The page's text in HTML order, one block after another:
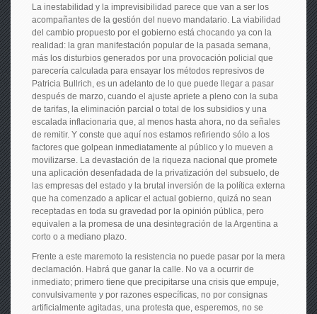
La inestabilidad y la imprevisibilidad parece que van a ser los
acompañantes de la gestión del nuevo mandatario. La viabilidad
del cambio propuesto por el gobierno está chocando ya con la
realidad: la gran manifestación popular de la pasada semana,
más los disturbios generados por una provocación policial que
parecería calculada para ensayar los métodos represivos de
Patricia Bullrich, es un adelanto de lo que puede llegar a pasar
después de marzo, cuando el ajuste apriete a pleno con la suba
de tarifas, la eliminación parcial o total de los subsidios y una
escalada inflacionaria que, al menos hasta ahora, no da señales
de remitir. Y conste que aquí nos estamos refiriendo sólo a los
factores que golpean inmediatamente al público y lo mueven a
movilizarse. La devastación de la riqueza nacional que promete
una aplicación desenfadada de la privatización del subsuelo, de
las empresas del estado y la brutal inversión de la política externa
que ha comenzado a aplicar el actual gobierno, quizá no sean
receptadas en toda su gravedad por la opinión pública, pero
equivalen a la promesa de una desintegración de la Argentina a
corto o a mediano plazo.
Frente a este maremoto la resistencia no puede pasar por la mera
declamación. Habrá que ganar la calle. No va a ocurrir de
inmediato; primero tiene que precipitarse una crisis que empuje,
convulsivamente y por razones específicas, no por consignas
artificialmente agitadas, una protesta que, esperemos, no se